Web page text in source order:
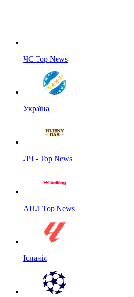
ЧС Top News
Україна
ЛЧ - Top News
АПЛ Top News
Іспанія